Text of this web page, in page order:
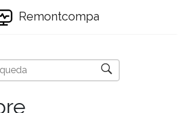
Remontcompa